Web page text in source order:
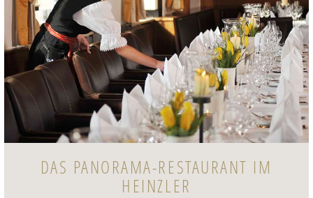
DAS PANORAMA-RESTAURANT IM
HEINZLER